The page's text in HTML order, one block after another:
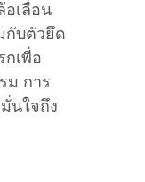
อเลื่อน
กับตัวยึด
เพื่อ
ม การ
นใจถึง